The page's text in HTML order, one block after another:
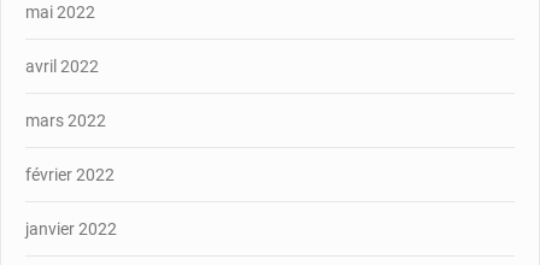
mai 2022
avril 2022
mars 2022
février 2022
janvier 2022